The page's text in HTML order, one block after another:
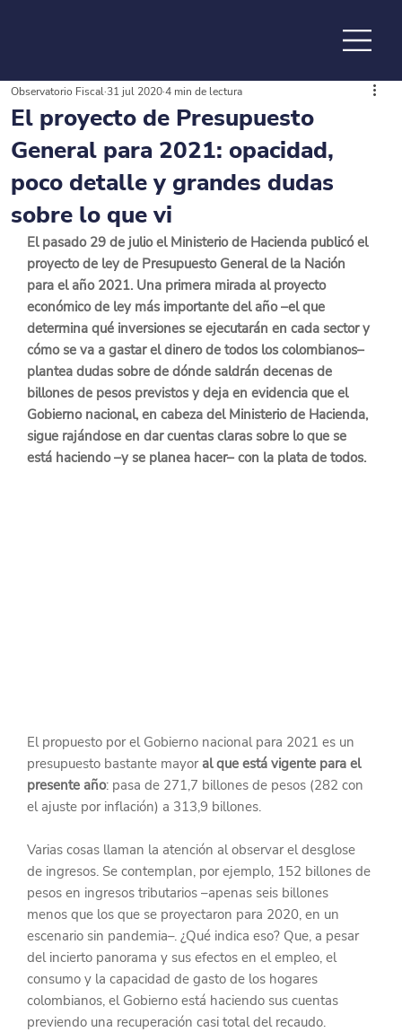
de la
El proyecto de Presupuesto
General para 2021: opacidad,
poco detalle y grandes dudas
sobre lo que vi
Observatorio Fiscal31 jul 20204 min de lectura
El pasado 29 de julio el Ministerio de Hacienda publicó el
proyecto de ley de Presupuesto General de la Nación
para el año 2021. Una primera mirada al proyecto
económico de ley más importante del año –el que
determina qué inversiones se ejecutarán en cada sector y
cómo se va a gastar el dinero de todos los colombianos–
plantea dudas sobre de dónde saldrán decenas de
billones de pesos previstos y deja en evidencia que el
Gobierno nacional, en cabeza del Ministerio de Hacienda,
sigue rajándose en dar cuentas claras sobre lo que se
está haciendo –y se planea hacer– con la plata de todos.
El propuesto por el Gobierno nacional para 2021 es un
presupuesto bastante mayor al que está vigente para el
presente año: pasa de 271,7 billones de pesos (282 con
el ajuste por inflación) a 313,9 billones.
Varias cosas llaman la atención al observar el desglose
de ingresos. Se contemplan, por ejemplo, 152 billones de
pesos en ingresos tributarios –apenas seis billones
menos que los que se proyectaron para 2020, en un
escenario sin pandemia–. ¿Qué indica eso? Que, a pesar
del incierto panorama y sus efectos en el empleo, el
consumo y la capacidad de gasto de los hogares
colombianos, el Gobierno está haciendo sus cuentas
previendo una recuperación casi total del recaudo.